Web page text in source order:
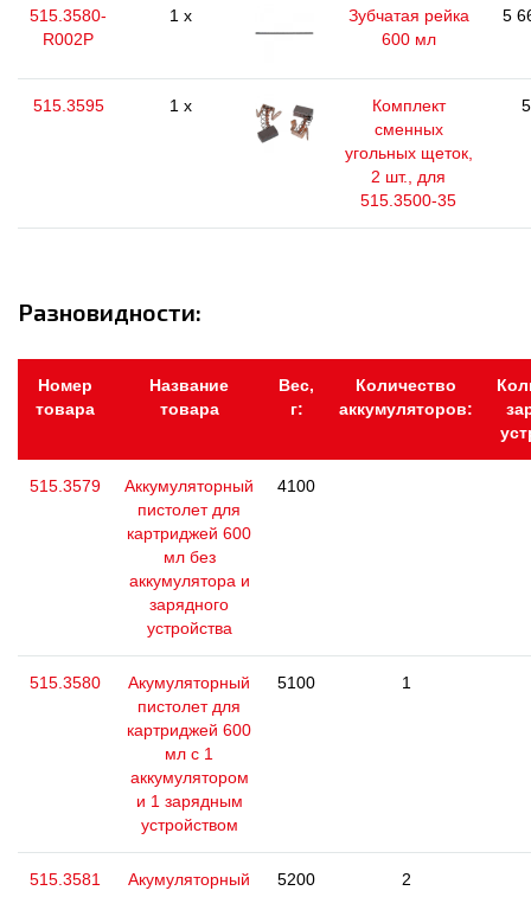
515.3580-
R002P
1 x
Зубчатая рейка
600 мл
5
515.3595 1 x
Комплект
сменных
угольных щеток,
2 шт., для
515.3500-35
Разновидности:
Номер
товара
Название
товара
Вес,
г:
Количество
аккумуляторов:
515.3579
Аккумуляторный
пистолет для
картриджей 600
мл без
аккумулятора и
зарядного
устройства
4100
515.3580
Акумуляторный
пистолет для
картриджей 600
мл с 1
аккумулятором
и 1 зарядным
устройством
5100 1
515.3581
Акумуляторный
5200 2